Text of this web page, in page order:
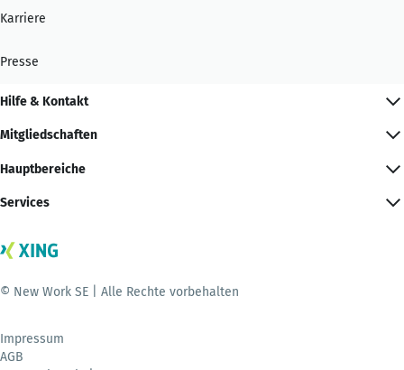
Karriere
Presse
Hilfe & Kontakt
Mitgliedschaften
Hauptbereiche
Services
© New Work SE | Alle Rechte vorbehalten
Impressum
AGB